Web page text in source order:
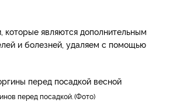
которые являются дополнительным
и болезней, удаляем с помощью
перед посадкой. Фото